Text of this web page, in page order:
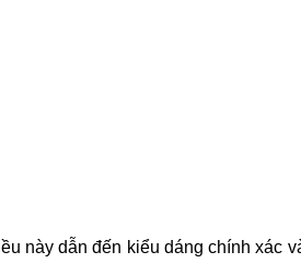
này dẫn đến kiểu dáng chính xác